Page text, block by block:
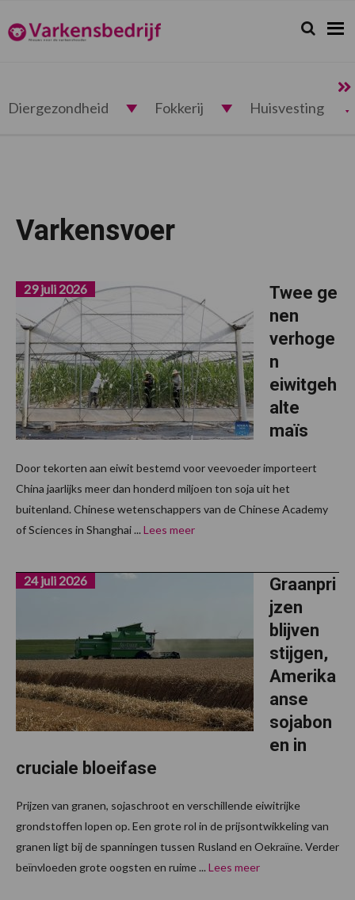
de
hoofdnavigatie
de
hoofd
de
voettekst
Varkensbedrijf.nl Zoeken...
Zoek
Diergezondheid Fokkerij Huisvesting
Varkensvoer
Twee ge
nen
verhoge
n
eiwitgeh
alte
maïs
29 juli 2026
Door tekorten aan eiwit bestemd voor veevoeder importeert
China jaarlijks meer dan honderd miljoen ton soja uit het
buitenland. Chinese wetenschappers van de Chinese Academy
of Sciences in Shanghai ... Lees meer
Graanpri
jzen
blijven
stijgen,
Amerika
anse
sojabon
en in
cruciale bloeifase
24 juli 2026
Prijzen van granen, sojaschroot en verschillende eiwitrijke
grondstoffen lopen op. Een grote rol in de prijsontwikkeling van
granen ligt bij de spanningen tussen Rusland en Oekraïne. Verder
beïnvloeden grote oogsten en ruime ... Lees meer